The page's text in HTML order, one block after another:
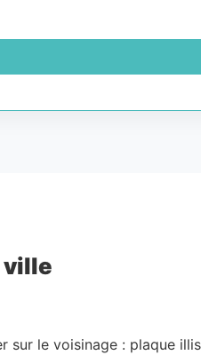
ville
sur le voisinage : plaque